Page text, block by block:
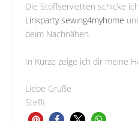
Die Stoffservietten schicke
Linkparty sewing4myhome
beim Nachnähen.
In Kürze zeige ich dir meine
Liebe Grüße
Steffi